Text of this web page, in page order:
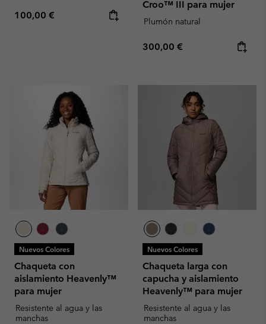
Regular price:
100,00 €
Croo™ III para mujer
Plumón natural
Regular price:
300,00 €
Nuevos Colores
Chaqueta con
aislamiento Heavenly™
para mujer
Resistente al agua y las
manchas
Nuevos Colores
Chaqueta larga con
capucha y aislamiento
Heavenly™ para mujer
Resistente al agua y las
manchas